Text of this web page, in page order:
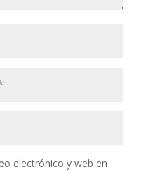
electrónico y web en